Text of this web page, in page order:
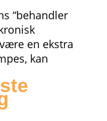
“behandler
en ekstra
kan